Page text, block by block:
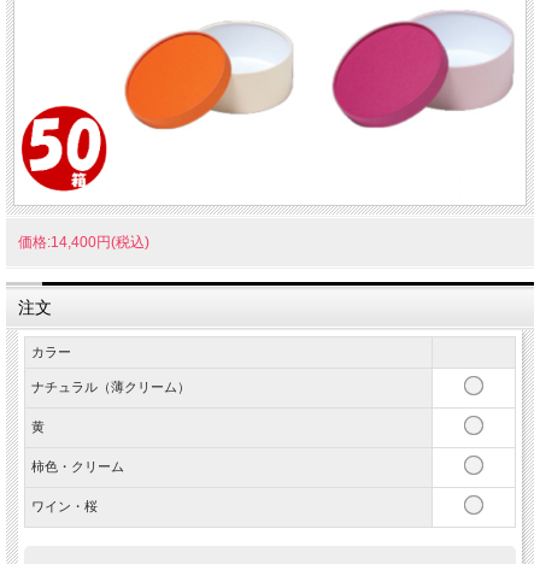
価格:14,400円(税込)
注文
カラー
ナチュラル（薄クリーム）
黄
柿色・クリーム
ワイン・桜